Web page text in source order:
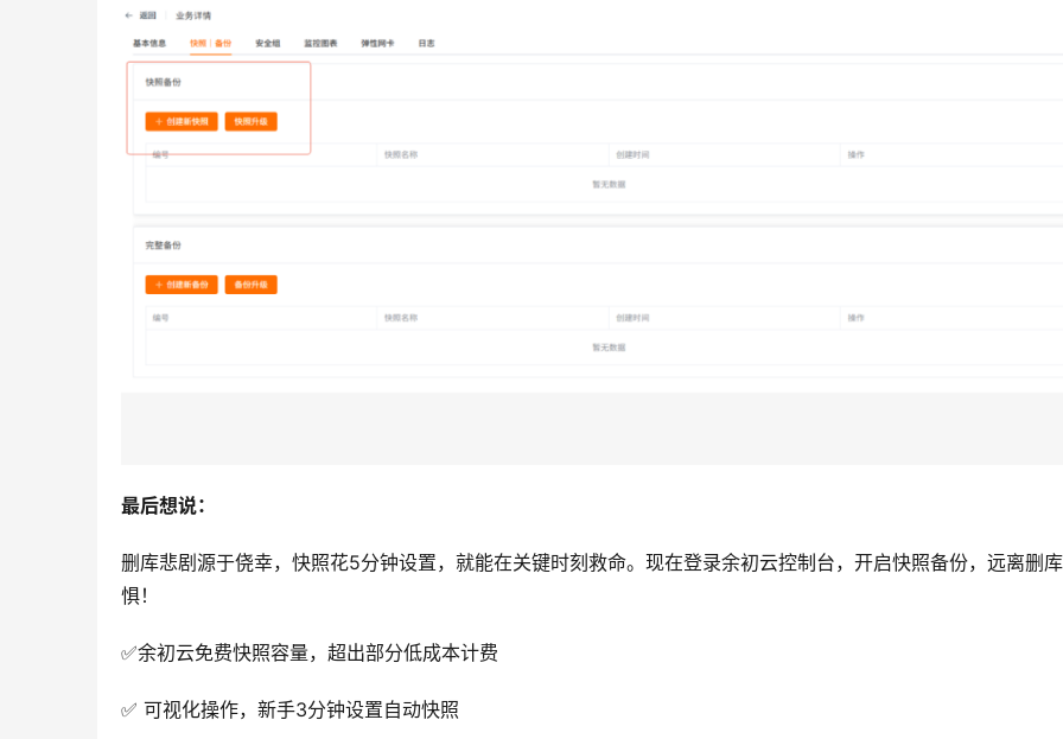
最后想说：
删库悲剧源于侥幸，快照花5分钟设置，就能在关键时刻救命。现在登录余初云控制台，开启快照备份，远离删
惧！
✅余初云免费快照容量，超出部分低成本计费
✅ 可视化操作，新手3分钟设置自动快照